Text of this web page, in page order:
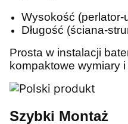
Wysokość (perlator-
Długość (ściana-
Prosta w instalacji
kompaktowe wymiary
Szybki Montaż